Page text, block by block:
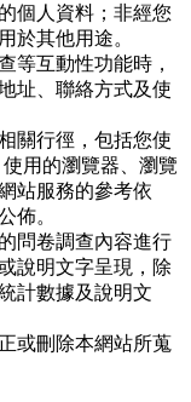
個人資料；非經您
於其他用途。
等互動性功能時，
址、聯絡方式及使
關行徑，包括您使
用的瀏覽器、瀏覽
站服務的參考依
佈。
問卷調查內容進行
說明文字呈現，除
計數據及說明文
或刪除本網站所蒐